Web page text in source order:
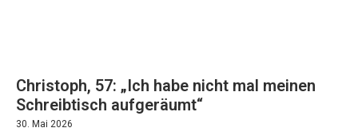
Christoph, 57: „Ich habe nicht mal meinen
Schreibtisch aufgeräumt“
30. Mai 2026